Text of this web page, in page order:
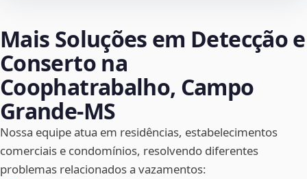
Mais Soluções em Detecção e
Conserto na
Coophatrabalho, Campo
Grande‑MS
Nossa equipe atua em residências, estabelecimentos
comerciais e condomínios, resolvendo diferentes
problemas relacionados a vazamentos: